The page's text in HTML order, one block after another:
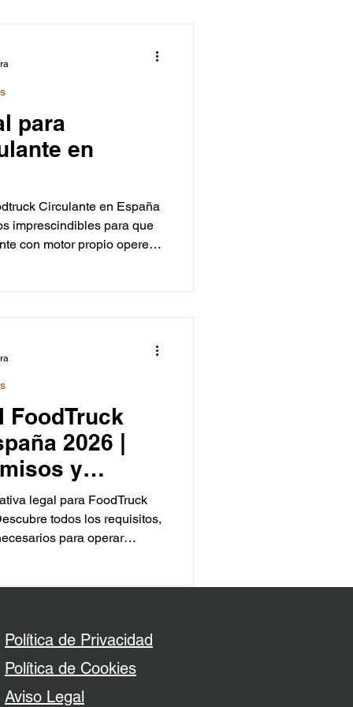
para
en
Circulante en España
imprescindibles para que
con motor propio opere
carné B; y más de 3.500
FoodTruck
2026 |
y
legal para FoodTruck
todos los requisitos,
para operar
Política de Privacidad
Política de Cookies
​Aviso Legal